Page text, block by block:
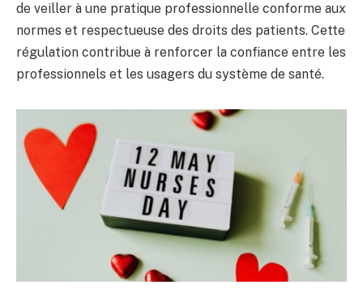
de veiller à une pratique professionnelle conforme aux
normes et respectueuse des droits des patients. Cette
régulation contribue à renforcer la confiance entre les
professionnels et les usagers du système de santé.